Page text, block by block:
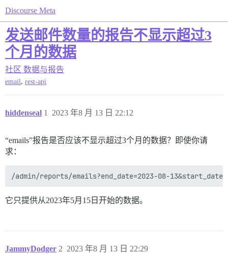
Discourse Meta
发送邮件数量的报告不显示超过3
个月的数据
社区 数据与报告
email, rest-api
hiddenseal 2023 年8 月 13 日 22:12
1
“emails”报告是否应该不显示超过3个月的数据？即使你请
求：
它只提供从2023年5月15日开始的数据。
JammyDodger 2023 年8 月 13 日 22:29
2